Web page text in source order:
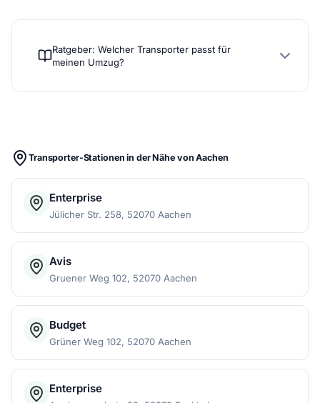
Ratgeber: Welcher Transporter passt für
meinen Umzug?
Transporter-Stationen in der Nähe von Aachen
Enterprise
Jülicher Str. 258, 52070 Aachen
Avis
Gruener Weg 102, 52070 Aachen
Budget
Grüner Weg 102, 52070 Aachen
Enterprise